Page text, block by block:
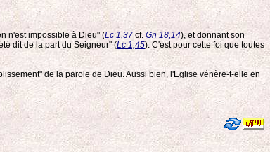
n'est impossible à Dieu" (Lc 1,37 cf. Gn 18,14), et donnant son
dit de la part du Seigneur" (Lc 1,45). C'est pour cette foi que toutes
de la parole de Dieu. Aussi bien, l'Eglise vénère-t-elle en